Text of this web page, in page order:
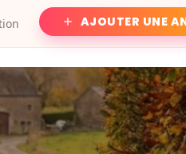
AJOUTER UNE